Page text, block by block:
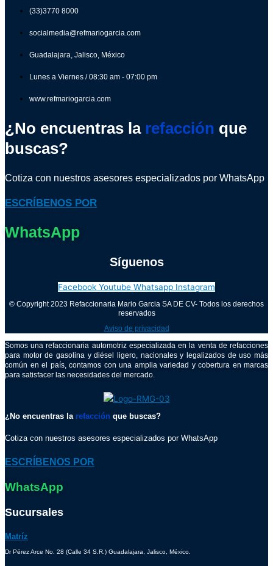
(33)3770 8000
socialmedia@refmariogarcia.com
Guadalajara, Jalisco, México
Lunes a Viernes / 08:30 am - 07:00 pm
www.refmariogarcia.com
¿No encuentras la refacción que
buscas?
Cotiza con nuestros asesores especializados por WhatsApp
ESCRÍBENOS POR
WhatsApp
Síguenos
Facebook Youtube Whatsapp Instagram
© Copyright 2023 Refaccionaria Mario Garcia SA DE CV- Todos los derechos
reservados
Aviso de privacidad
Somos una refaccionaria automotriz especializada en la venta de refacciones
para motor de gasolina y diésel ligero, nacionales y legalizados de uso más
común en el país, contamos con una amplia variedad y cobertura en marcas
para satisfacer las necesidades del mercado.
¿No encuentras la refacción que buscas?
Cotiza con nuestros asesores especializados por WhatsApp
ESCRÍBENOS POR
WhatsApp
Sucursales
Matríz
Dr Pérez Arce No. 28 (Calle 34 S.R.) Guadalajara, Jalisco, México.